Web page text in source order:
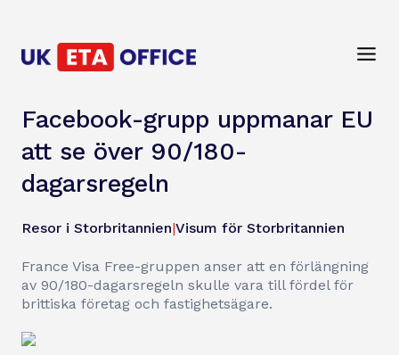
Facebook-grupp uppmanar EU
att se över 90/180-
dagarsregeln
Resor i Storbritannien|Visum för Storbritannien
France Visa Free-gruppen anser att en förlängning
av 90/180-dagarsregeln skulle vara till fördel för
brittiska företag och fastighetsägare.